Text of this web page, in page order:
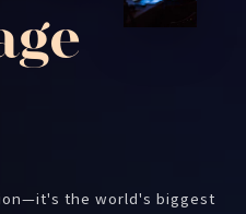
the world's biggest